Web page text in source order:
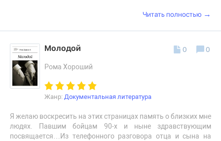
Читать полностью →
Молодой
Рома Хороший
Жанр: Документальная литература
Я желаю воскресить на этих страницах память о близких мне
людях. Павшим бойцам 90-х и ныне здравствующим
посвящается…Из телефонного разговора отца и сына на
0 0